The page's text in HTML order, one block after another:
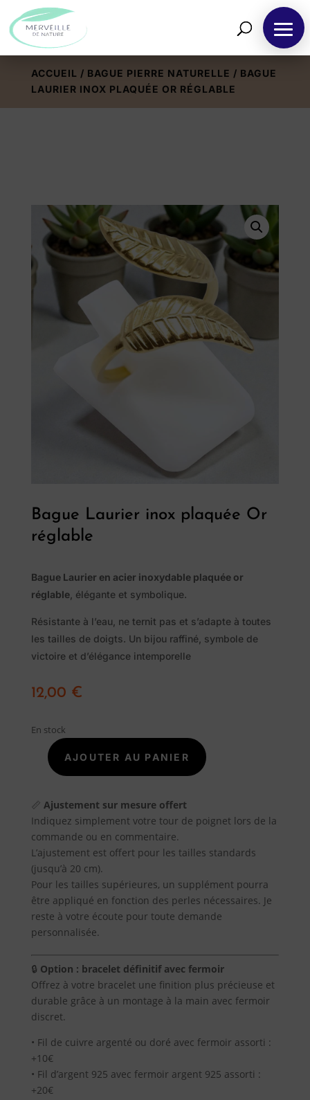
Pierres
naturelles
Savon
Alep
Traditionnel
propos
Blog
Contact
ACCUEIL / BAGUE PIERRE NATURELLE / BAGUE
LAURIER INOX PLAQUÉE OR RÉGLABLE
Bague Laurier inox plaquée Or
réglable
Bague Laurier en acier inoxydable plaquée or
réglable, élégante et symbolique.
Résistante à l’eau, ne ternit pas et s’adapte à toutes
les tailles de doigts. Un bijou raffiné, symbole de
victoire et d’élégance intemporelle
12,00 €
En stock
quantité
Laurier
inox
plaquée
Or
réglable
AJOUTER AU PANIER
📏 Ajustement sur mesure offert
Indiquez simplement votre tour de poignet lors de la
commande ou en commentaire.
L’ajustement est offert pour les tailles standards
(jusqu’à 20 cm).
Pour les tailles supérieures, un supplément pourra
être appliqué en fonction des perles nécessaires. Je
reste à votre écoute pour toute demande
personnalisée.
🔒 Option : bracelet définitif avec fermoir
Offrez à votre bracelet une finition plus précieuse et
durable grâce à un montage à la main avec fermoir
discret.
• Fil de cuivre argenté ou doré avec fermoir assorti :
+10€
• Fil d’argent 925 avec fermoir argent 925 assorti :
+20€